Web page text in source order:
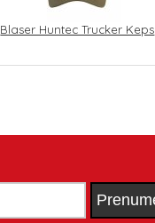
Blaser Huntec Trucker Keps